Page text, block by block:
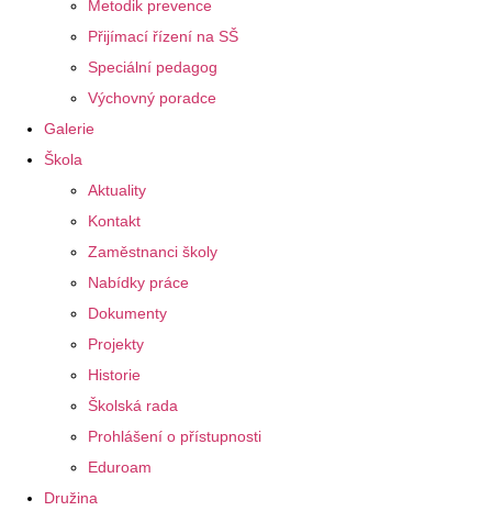
Metodik prevence
Přijímací řízení na SŠ
Speciální pedagog
Výchovný poradce
Galerie
Škola
Aktuality
Kontakt
Zaměstnanci školy
Nabídky práce
Dokumenty
Projekty
Historie
Školská rada
Prohlášení o přístupnosti
Eduroam
Družina